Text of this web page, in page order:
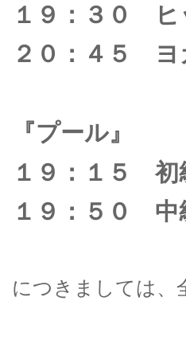
１９：３０ ヒ
２０：４５ ヨ
『プール』
１９：１５ 初
１９：５０ 中
につきましては、